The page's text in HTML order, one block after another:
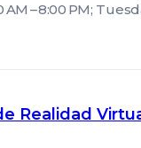
– 8:00 PM;
Realidad